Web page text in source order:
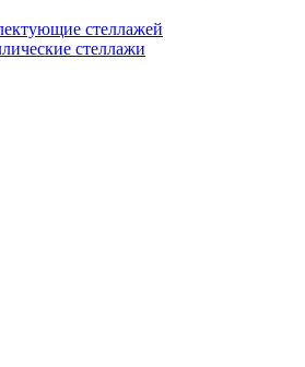
стеллажей
стеллажи